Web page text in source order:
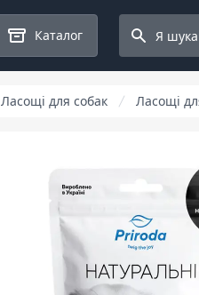
Каталог
Search
Ласощі для собак Ласощі